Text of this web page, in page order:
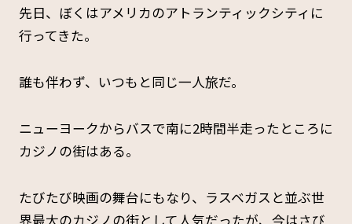
先日、ぼくはアメリカのアトランティックシティに
行ってきた。
誰も伴わず、いつもと同じ一人旅だ。
ニューヨークからバスで南に2時間半走ったところに
カジノの街はある。
たびたび映画の舞台にもなり、ラスベガスと並ぶ世
界最大のカジノの街として人気だったが、今はさび